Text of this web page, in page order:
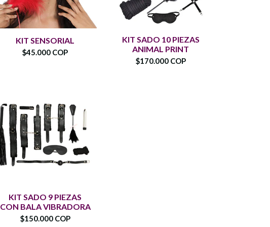
KIT SENSORIAL
$45.000 COP
KIT SADO 10 PIEZAS
ANIMAL PRINT
$170.000 COP
KIT SADO 9 PIEZAS
CON BALA VIBRADORA
$150.000 COP